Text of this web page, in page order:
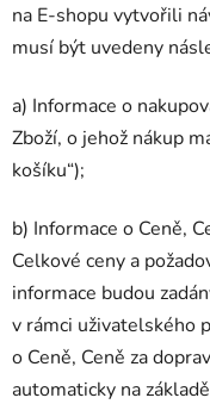
na E-shopu vytvořili
musí být uvedeny
a) Informace o
Zboží, o jehož nákup
košíku“);
b) Informace o Ceně,
Celkové ceny a
informace budou
v rámci uživatelského
o Ceně, Ceně za
automaticky na